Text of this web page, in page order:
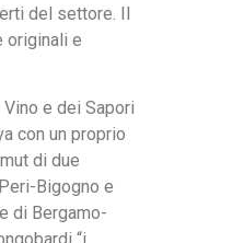
del settore. Il
originali e
e dei Sapori
con un proprio
di due
Bigogno e
di Bergamo-